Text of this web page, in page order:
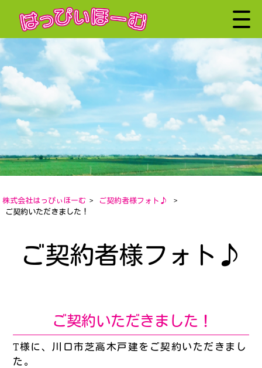
株式会社はっぴぃほーむ > ご契約者様フォト♪
>
ご契約いただきました！
ご契約者様フォト♪
ご契約いただきました！
T様に、川口市芝高木戸建をご契約いただきまし
た。